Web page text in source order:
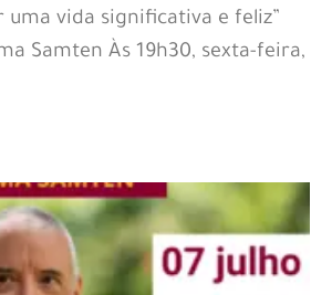
uma vida significativa e feliz”
Samten Às 19h30, sexta-feira,